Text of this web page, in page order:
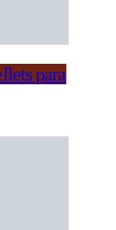
para